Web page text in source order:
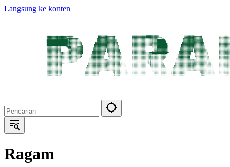
Langsung ke konten
Ragam